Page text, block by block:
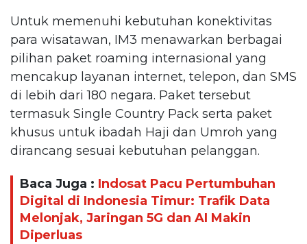
Untuk memenuhi kebutuhan konektivitas
para wisatawan, IM3 menawarkan berbagai
pilihan paket roaming internasional yang
mencakup layanan internet, telepon, dan SMS
di lebih dari 180 negara. Paket tersebut
termasuk Single Country Pack serta paket
khusus untuk ibadah Haji dan Umroh yang
dirancang sesuai kebutuhan pelanggan.
Baca Juga : Indosat Pacu Pertumbuhan
Digital di Indonesia Timur: Trafik Data
Melonjak, Jaringan 5G dan AI Makin
Diperluas